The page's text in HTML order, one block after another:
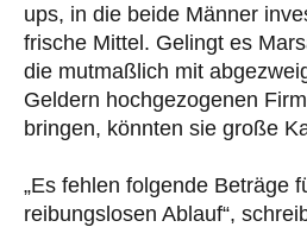
ups, in die beide Männer
frische Mittel. Gelingt es
die mutmaßlich mit
Geldern hochgezogenen
bringen, könnten sie große
„Es fehlen folgende Beträge
reibungslosen Ablauf“,